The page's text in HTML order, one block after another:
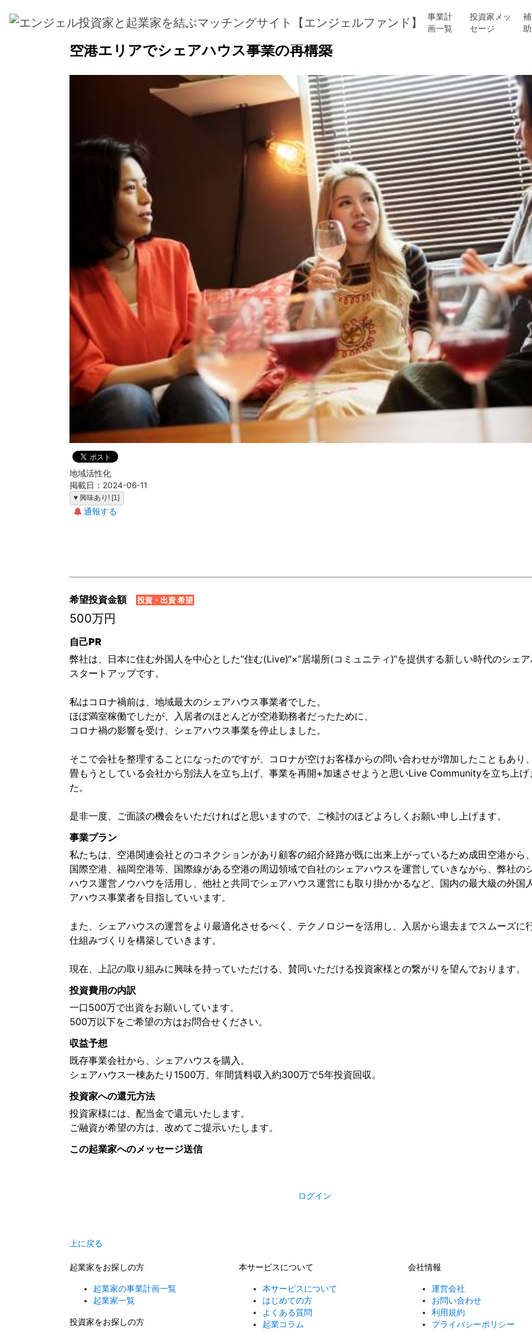
事業計
画一覧
投資家メッ
セージ
ホーム>事業計画一覧> 空港エリアでシェアハウス事業の再構築
空港エリアでシェアハウス事業の再構築
地域活性化
掲載日：2024-06-11
♥ 興味あり! [1]
通報する
希望投資金額 投資・出資 希望
500万円
自己PR
弊社は、日本に住む外国人を中心とした“住む(Live)“×”居場所(コミュニティ)“を提供する新しい時代のシェア
スタートアップです。
私はコロナ禍前は、地域最大のシェアハウス事業者でした。
ほぼ満室稼働でしたが、入居者のほとんどが空港勤務者だったために、
コロナ禍の影響を受け、シェアハウス事業を停止しました。
そこで会社を整理することになったのですが、コロナが空けお客様からの問い合わせが増加したこともあり
畳もうとしている会社から別法人を立ち上げ、事業を再開+加速させようと思いLive Communityを立ち上げ
た。
是非一度、ご面談の機会をいただければと思いますので、ご検討のほどよろしくお願い申し上げます。
事業プラン
私たちは、空港関連会社とのコネクションがあり顧客の紹介経路が既に出来上がっているため成田空港から
国際空港、福岡空港等、国際線がある空港の周辺領域で自社のシェアハウスを運営していきながら、弊社の
ハウス運営ノウハウを活用し、他社と共同でシェアハウス運営にも取り掛かかるなど、国内の最大級の外国
アハウス事業者を目指していいます。
また、シェアハウスの運営をより最適化させるべく、テクノロジーを活用し、入居から退去までスムーズに
仕組みづくりを構築していきます。
現在、上記の取り組みに興味を持っていただける、賛同いただける投資家様との繋がりを望んでおります。
投資費用の内訳
一口500万で出資をお願いしています。
500万以下をご希望の方はお問合せください。
収益予想
既存事業会社から、シェアハウスを購入。
シェアハウス一棟あたり1500万。年間賃料収入約300万で5年投資回収。
投資家への還元方法
投資家様には、配当金で還元いたします。
ご融資が希望の方は、改めてご提示いたします。
この起業家へのメッセージ送信
ログイン
上に戻る
起業家をお探しの方
起業家の事業計画一覧
起業家一覧
投資家をお探しの方
本サービスについて
本サービスについて
はじめての方
よくある質問
起業コラム
会社情報
運営会社
お問い合わせ
利用規約
プライバシーポリシー